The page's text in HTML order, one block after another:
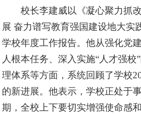
校长李建威以《凝心聚力抓
展 奋力谱写教育强国建设地大实
学校年度工作报告。他从强化党
人根本任务、深入实施“人才强校
理体系等方面，系统回顾了学校
的新进展。他表示，学校正处于
期，全校上下要切实增强使命感